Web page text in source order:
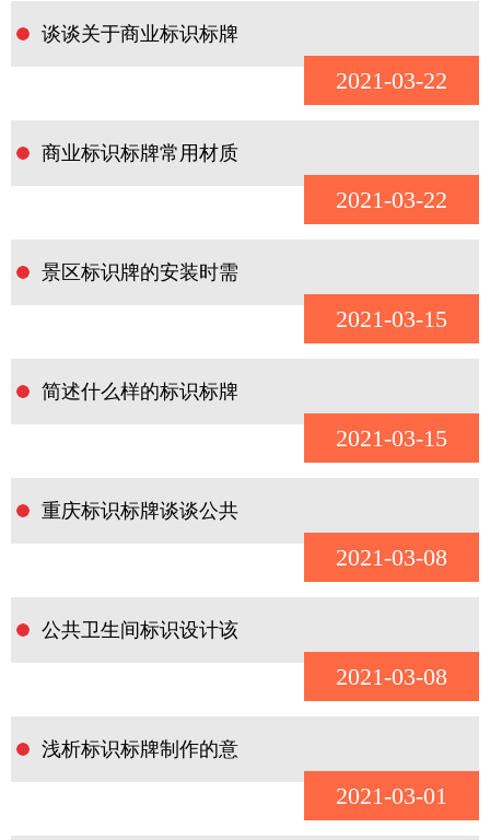
谈谈关于商业标识标牌
2021-03-22
商业标识标牌常用材质
2021-03-22
景区标识牌的安装时需
2021-03-15
简述什么样的标识标牌
2021-03-15
重庆标识标牌谈谈公共
2021-03-08
公共卫生间标识设计该
2021-03-08
浅析标识标牌制作的意
2021-03-01